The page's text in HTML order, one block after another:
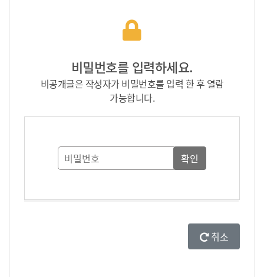
비밀번호를 입력하세요.
비공개글은 작성자가 비밀번호를 입력 한 후 열람
가능합니다.
취소